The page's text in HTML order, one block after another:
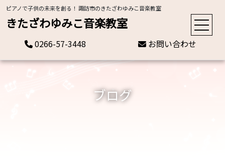
ピアノで子供の未来を創る！ 諏訪市のきたざわゆみこ音楽教室
きたざわゆみこ音楽教室
0266-57-3448 お問い合わせ
ブログ